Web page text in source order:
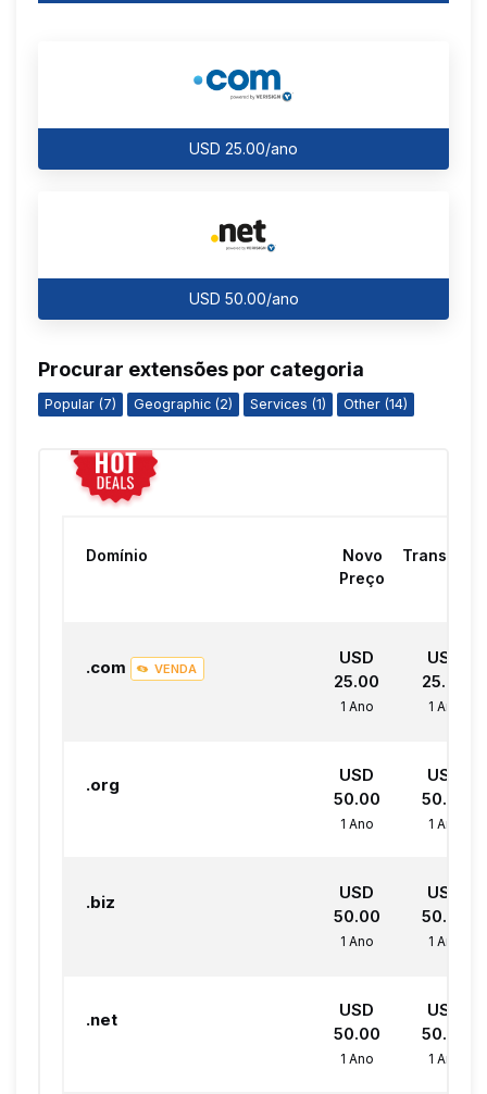
USD 25.00/ano
USD 50.00/ano
Procurar extensões por categoria
Popular (7) Geographic (2) Services (1) Other (14)
Domínio
Novo
Preço
Transferir
.com VENDA
USD
25.00
1 Ano
USD
25.00
1 Ano
.org
USD
50.00
1 Ano
USD
50.00
1 Ano
.biz
USD
50.00
1 Ano
USD
50.00
1 Ano
.net
USD
50.00
1 Ano
USD
50.00
1 Ano